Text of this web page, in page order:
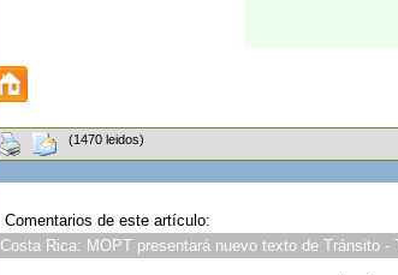
(1470 leidos)
Comentarios de este artículo:
Costa Rica: MOPT presentará nuevo texto de Tránsito -